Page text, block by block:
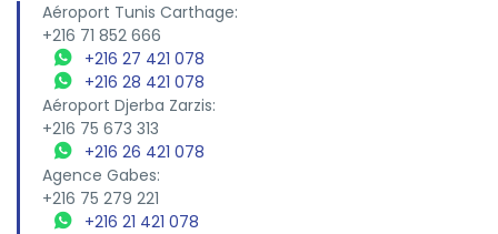
Aéroport Tunis Carthage:
+216 71 852 666
+216 27 421 078
+216 28 421 078
Aéroport Djerba Zarzis:
+216 75 673 313
+216 26 421 078
Agence Gabes:
+216 75 279 221
+216 21 421 078